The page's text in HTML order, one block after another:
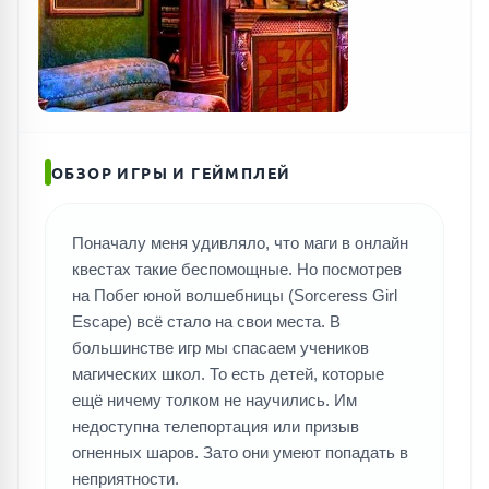
ОБЗОР ИГРЫ И ГЕЙМПЛЕЙ
Поначалу меня удивляло, что маги в онлайн
квестах такие беспомощные. Но посмотрев
на Побег юной волшебницы (Sorceress Girl
Escape) всё стало на свои места. В
большинстве игр мы спасаем учеников
магических школ. То есть детей, которые
ещё ничему толком не научились. Им
недоступна телепортация или призыв
огненных шаров. Зато они умеют попадать в
неприятности.